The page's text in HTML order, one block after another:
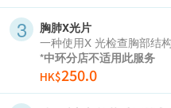
胸肺X光片
一种使用X 光检查胸部结
*中环分店不适用此服务
HK$250.0